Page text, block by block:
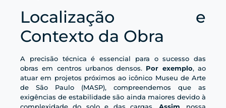
Localização e
Contexto da Obra
A precisão técnica é essencial para o sucesso das
obras em centros urbanos densos. Por exemplo, ao
atuar em projetos próximos ao icônico Museu de Arte
de São Paulo (MASP), compreendemos que as
exigências de estabilidade são ainda maiores devido à